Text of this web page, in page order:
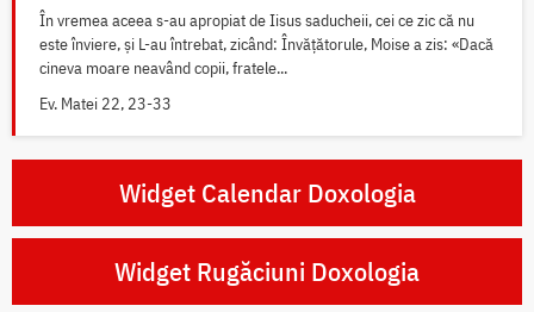
În vremea aceea s-au apropiat de Iisus saducheii, cei ce zic că nu
este înviere, și L-au întrebat, zicând: Învățătorule, Moise a zis: «Dacă
cineva moare neavând copii, fratele...
Ev. Matei 22, 23-33
Widget Calendar Doxologia
Widget Rugăciuni Doxologia